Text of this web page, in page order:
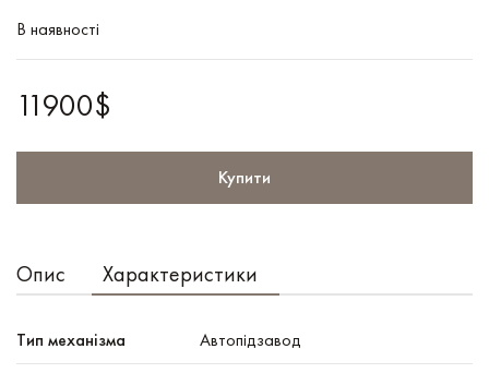
В наявності
11900$
Купити
Опис Характеристики
Тип механізма Автопідзавод